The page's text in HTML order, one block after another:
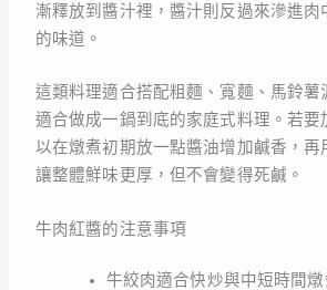
漸釋放到醬汁裡，醬汁則反過來滲進肉
的味道。
這類料理適合搭配粗麵、寬麵、馬鈴薯
適合做成一鍋到底的家庭式料理。若要
以在燉煮初期放一點醬油增加鹹香，再
讓整體鮮味更厚，但不會變得死鹹。
牛肉紅醬的注意事項
牛絞肉適合快炒與中短時間